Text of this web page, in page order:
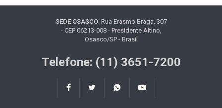
SEDE OSASCORua Erasmo Braga, 307
- CEP 06213-008 - Presidente Altino,
Osasco/SP - Brasil
Telefone: (11) 3651-7200